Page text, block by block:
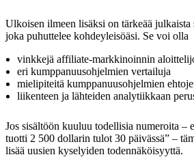
Ulkoisen ilmeen lisäksi on tärkeää julkaista
joka puhuttelee kohdeyleisöäsi. Se voi olla
vinkkejä affiliate-markkinoinnin
eri kumppanuusohjelmien vertailuja
mielipiteitä kumppanuusohjelmien
liikenteen ja lähteiden analytiikkaan
Jos sisältöön kuuluu todellisia numeroita –
tuotti 2 500 dollarin tulot 30 päivässä” –
lisää uusien kyselyiden todennäköisyyttä.